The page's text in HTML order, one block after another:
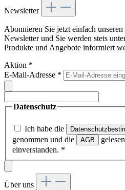
Newsletter
Abonnieren Sie jetzt einfach
Newsletter und Sie werden stets
Produkte und Angebote informiert
Aktion *
E-Mail-Adresse *
Datenschutz
Ich habe die
genommen und die
AGB
einverstanden. *
Über uns